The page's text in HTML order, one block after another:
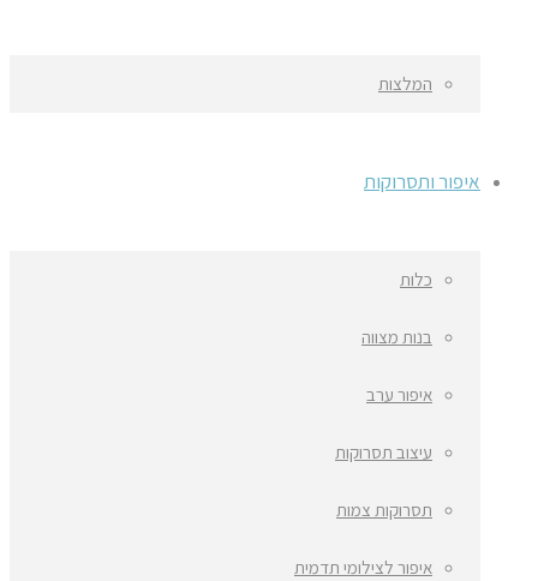
המלצות
איפור ותסרוקות
כלות
בנות מצווה
איפור ערב
עיצוב תסרוקות
תסרוקות צמות
איפור לצילומי תדמית